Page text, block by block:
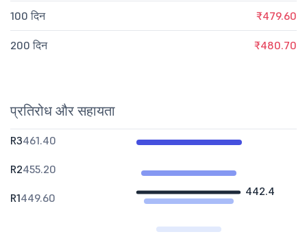
100 दिन ₹479.60
200 दिन ₹480.70
प्रतिरोध और सहायता
442.4
R3461.40
R2455.20
R1449.60